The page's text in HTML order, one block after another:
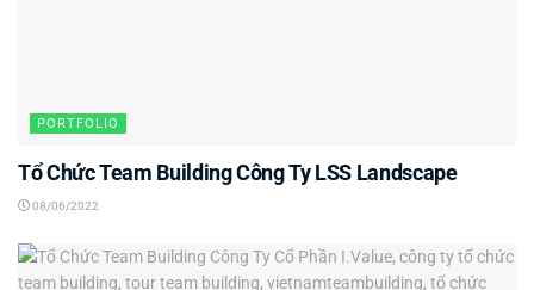
PORTFOLIO
Tổ Chức Team Building Công Ty LSS Landscape
08/06/2022